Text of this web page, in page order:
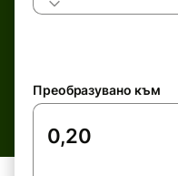
Преобразувано към